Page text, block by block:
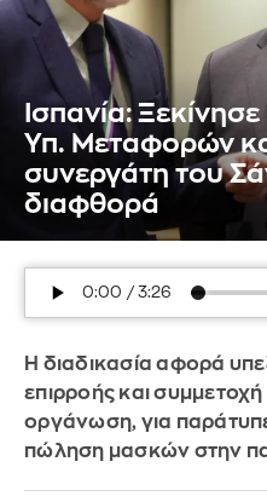
Ισπανία:
Υπ. Μεταφορών
συνεργάτη του
διαφθορά
Η διαδικασία αφορά
επιρροής και
οργάνωση, για
πώληση μασκών στην